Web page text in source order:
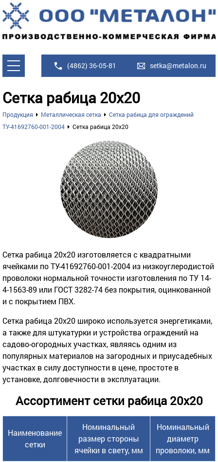
(4862) 36-05-81 setka@metalon.ru
Сетка рабица 20х20
Продукция Металлическая сетка
Сетка рабица для ограждений
ТУ-41692760-001-2004
Сетка рабица 20х20
Сетка рабица 20х20 изготовляется с квадратными
ячейками по ТУ-41692760-001-2004 из низкоуглеродистой
проволоки нормальной точности изготовления по ТУ 14-
4-1563-89 или ГОСТ 3282-74 без покрытия, оцинкованной
и с покрытием ПВХ.
Сетка рабица 20х20 широко используется энергетиками,
а также для штукатурки и устройства ограждений на
садово-огородных участках, являясь одним из
популярных материалов на загородных и приусадебных
участках в силу доступности в цене, простоте в
установке, долговечности в эксплуатации.
Ассортимент сетки рабица 20х20
Наименование
сетки
Номинальный
размер стороны
ячейки в свету, мм
Номинальный
диаметр
проволоки, мм